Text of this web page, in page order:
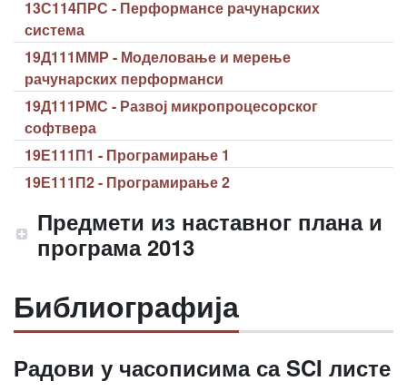
13С114ПРС - Перформансе рачунарских
система
19Д111ММР - Моделовање и мерење
рачунарских перформанси
19Д111РМС - Развој микропроцесорског
софтвера
19Е111П1 - Програмирање 1
19Е111П2 - Програмирање 2
Предмети из наставног плана и
програма 2013
Библиографија
Радови у часописима са SCI листе